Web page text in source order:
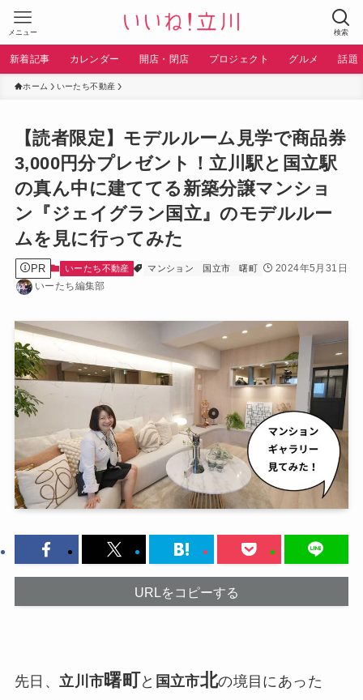
検索
メニュー
新着記事 カレンダー 開店・閉店 プロジェクト グルメ 話題
ホーム いーたち不動産
【読者限定】モデルルーム見学で商品券
3,000円分プレゼント！立川駅と国立駅
の真ん中に建ててる新築分譲マンショ
ン『ジェイグラン国立』のモデルルー
ムを見に行ってみた
PR いーたち不動産 マンション 国立市 曙町
2024年5月31日
いーたち編集部
URLをコピーする
先日、 立川市曙町と 国立市北の境目にあった